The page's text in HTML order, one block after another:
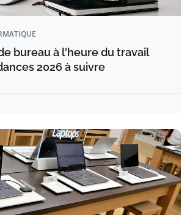
bureau à l'heure du travail
2026 à suivre